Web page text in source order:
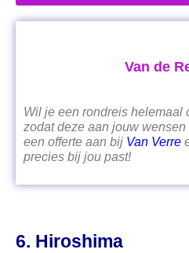
Van de
Wil je een rondreis helemaal
zodat deze aan jouw
een offerte aan bij Van Verre
precies bij jou past!
6. Hiroshima